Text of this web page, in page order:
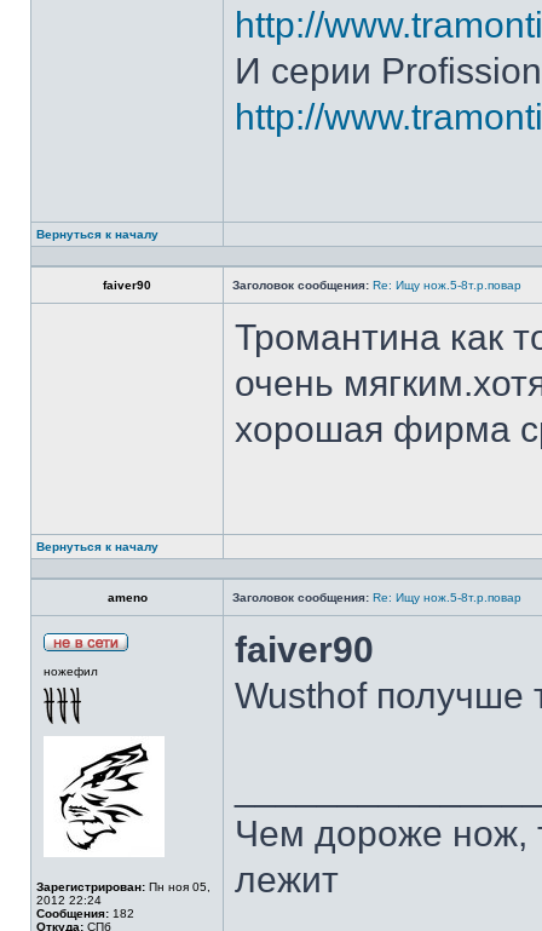
http://
И серии
http://
Вернуться к началу
faiver90 Заголовок сообщения: Re: Ищу нож.5-8т.р.повар
Тромантина как
очень
хорошая фирма
Вернуться к началу
ameno Заголовок сообщения: Re: Ищу нож.5-8т.р.повар
ножефил
Зарегистрирован: Пн ноя 05,
2012 22:24
Сообщения: 182
Откуда: СПб
faiver90
Wusthof получше
Чем дороже нож,
лежит